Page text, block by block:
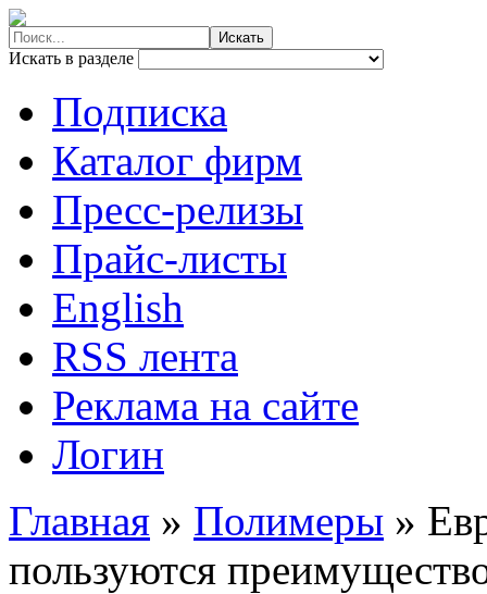
Искать в разделе
Подписка
Каталог фирм
Пресс-релизы
Прайс-листы
English
RSS лента
Реклама на сайте
Логин
Главная » Полимеры »
пользуются